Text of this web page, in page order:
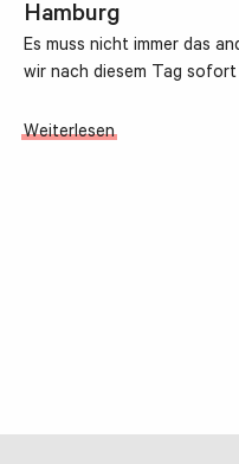
Hamburg
Es muss nicht immer das
wir nach diesem Tag
Weiterlesen